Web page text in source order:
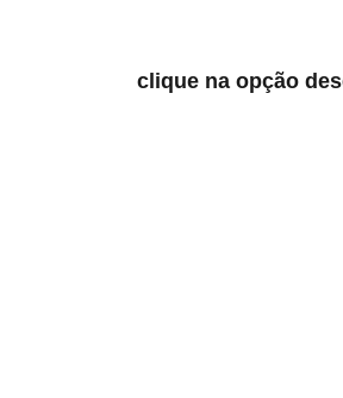
clique na opção